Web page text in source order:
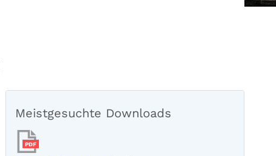
Meistgesuchte Downloads
PDF